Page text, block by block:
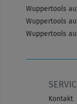
Wuppertools
Wuppertools
Wuppertools
Kontakt